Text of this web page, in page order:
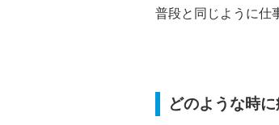
普段と同じように仕
どのような時